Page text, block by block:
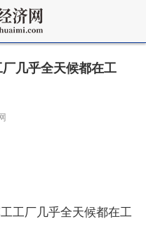
几乎全天候都在工
工厂几乎全天候都在工